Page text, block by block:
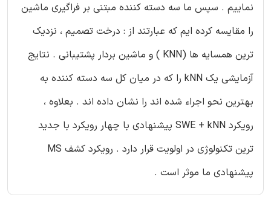
نماییم . سپس ما سه دسته کننده مبتنی بر فراگیری ماشین
را مقایسه کرده ایم که عبارتند از : درخت تصمیم ، نزدیک
ترین همسایه ها (KNN ) و ماشین بردار پشتیبانی . نتایج
آزمایشی یک kNN را که در میان کل سه دسته کننده به
بهترین نحو اجراء شده اند را نشان داده اند . بعلاوه ،
رویکرد SWE + kNN پیشنهادی با چهار رویکرد با جدید
ترین تکنولوژی در اولویت قرار دارد . رویکرد کشف MS
پیشنهادی ما موثر است .